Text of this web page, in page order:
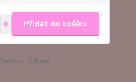
Přidat do košíku
Velikost: 1,9 cm